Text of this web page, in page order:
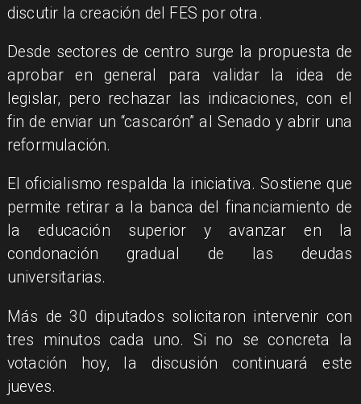
discutir la creación del FES por otra.
Desde sectores de centro surge la propuesta de
aprobar en general para validar la idea de
legislar, pero rechazar las indicaciones, con el
fin de enviar un “cascarón” al Senado y abrir una
reformulación.
El oficialismo respalda la iniciativa. Sostiene que
permite retirar a la banca del financiamiento de
la educación superior y avanzar en la
condonación gradual de las deudas
universitarias.
Más de 30 diputados solicitaron intervenir con
tres minutos cada uno. Si no se concreta la
votación hoy, la discusión continuará este
jueves.